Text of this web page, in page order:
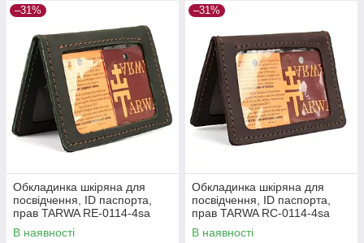
–31%
Обкладинка шкіряна для
посвідчення, ID паспорта,
прав TARWA RE-0114-4sa
зелений
В наявності
–31%
Обкладинка шкіряна для
посвідчення, ID паспорта,
прав TARWA RC-0114-4sa
В наявності